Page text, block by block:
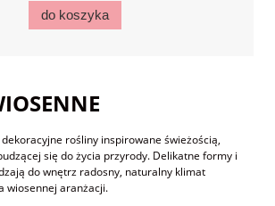
do koszyka
rośliny inspirowane świeżością,
się do życia przyrody. Delikatne formy i
do wnętrz radosny, naturalny klimat
wiosennej aranżacji.